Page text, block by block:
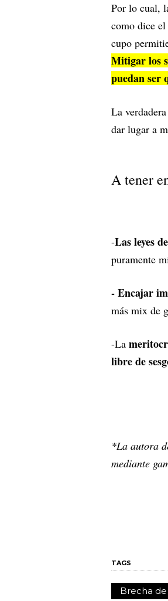
Por lo cual,
como dice
cupo
Mitigar los
puedan ser
La
dar lugar a
A tener
-Las leyes
puramente
- Encajar
más mix de
-La
libre de
*La autora
mediante
TAGS
Brecha